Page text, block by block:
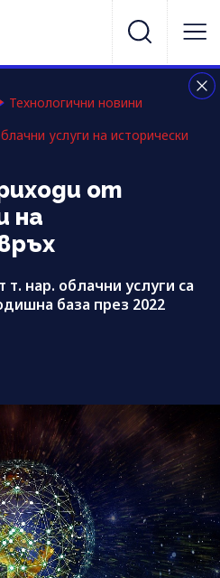
Технологични новини
услуги на исторически
от
на
нар. облачни услуги са
база през 2022